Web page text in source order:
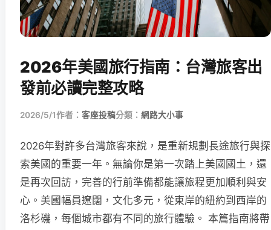
2026年美國旅行指南：台灣旅客出
發前必讀完整攻略
2026/5/1作者： 客座投稿分類： 網路大小事
2026年對許多台灣旅客來說，是重新規劃長途旅行與探
索美國的重要一年。無論你是第一次踏上美國國土，還
是再次回訪，完善的行前準備都能讓旅程更加順利與安
心。美國幅員遼闊，文化多元，從東岸的紐約到西岸的
洛杉磯，每個城市都有不同的旅行體驗。 本篇指南將帶